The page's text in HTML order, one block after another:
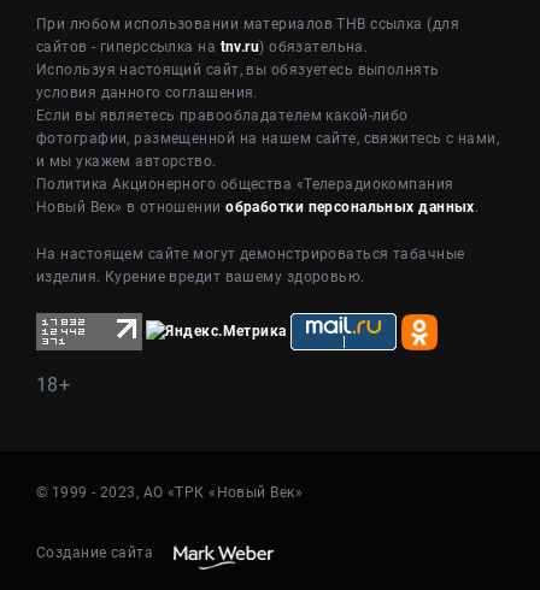
При любом использовании материалов ТНВ ссылка (для
сайтов - гиперссылка на tnv.ru) обязательна.
Используя настоящий сайт, вы обязуетесь выполнять
условия данного соглашения.
Если вы являетесь правообладателем какой-либо
фотографии, размещенной на нашем сайте, свяжитесь с нами,
и мы укажем авторство.
Политика Акционерного общества «Телерадиокомпания
Новый Век» в отношенииобработки персональных данных.
На настоящем сайте могут демонстрироваться табачные
изделия. Курение вредит вашему здоровью.
18+
© 1999 - 2023, АО «ТРК «Новый Век»
Создание сайта